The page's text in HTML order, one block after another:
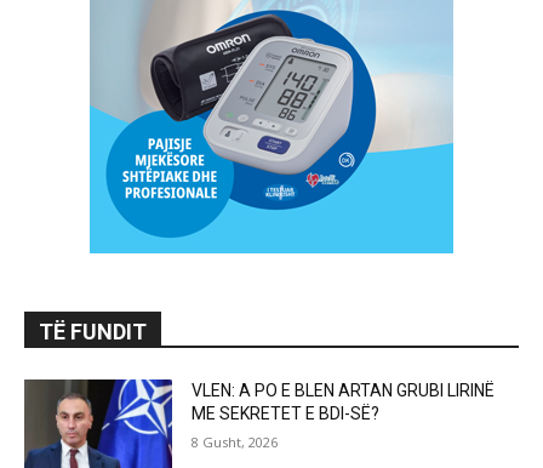
TË FUNDIT
VLEN: A PO E BLEN ARTAN GRUBI LIRINË
ME SEKRETET E BDI-SË?
8 Gusht, 2026